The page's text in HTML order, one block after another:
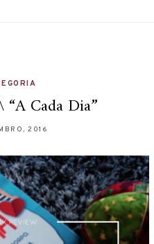
Cada Dia”
2016